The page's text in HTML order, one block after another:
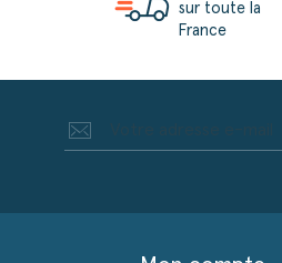
sur toute la
France